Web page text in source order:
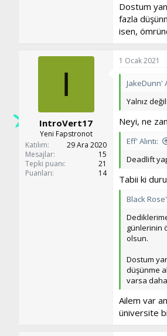
Dostum
fazla
isen,
I
IntroVert17
Yeni Fapstronot
Katılım
29 Ara 2020
Mesajlar
15
Tepki puanı
21
Puanları
14
1 Ocak 2021
JakeDunn'
Yalnız
Neyi, ne
Eff' Alıntı:
Deadlift
Tabii ki
Black Rose'
günlerinin
olsun.
Dostum
düşünme
varsa
Ailem var
üniversite